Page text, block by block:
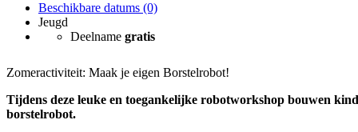
Beschikbare datums (0)
Jeugd
Deelname gratis
Zomeractiviteit: Maak je eigen Borstelrobot!
Tijdens deze leuke en toegankelijke robotworkshop bouwen
borstelrobot.